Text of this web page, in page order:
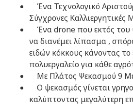
Ένα Τεχνολογικό
Σύγχρονες Καλλιεργητικές
Ένα drone που εκτός του
να διανέμει λίπασμα ,
ειδών κόκκους κάνοντας
πολυεργαλείο για κάθε
Με Πλάτος Ψεκασμού 9
Ο ψεκασμός γίνεται
καλύπτοντας μεγαλύτερη